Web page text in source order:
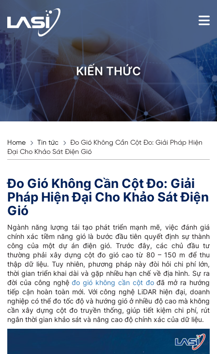
KIẾN THỨC
Home Tin tức
Đo Gió Không Cần Cột Đo: Giải Pháp Hiện
Đại Cho Khảo Sát Điện Gió
Đo Gió Không Cần Cột Đo: Giải
Pháp Hiện Đại Cho Khảo Sát Điện
Gió
Ngành năng lượng tái tạo phát triển mạnh mẽ, việc đánh giá
chính xác tiềm năng gió là bước đầu tiên quyết định sự thành
công của một dự án điện gió. Trước đây, các chủ đầu tư
thường phải xây dựng cột đo gió cao từ 80 – 150 m để thu
thập dữ liệu. Tuy nhiên, phương pháp này đòi hỏi chi phí lớn,
thời gian triển khai dài và gặp nhiều hạn chế về địa hình. Sự ra
đời của công nghệđo gió không cần cột đođã mở ra hướng
tiếp cận hoàn toàn mới. Với công nghệ LiDAR hiện đại, doanh
nghiệp có thể đo tốc độ và hướng gió ở nhiều độ cao mà không
cần xây dựng cột đo truyền thống, giúp tiết kiệm chi phí, rút
ngắn thời gian khảo sát và nâng cao độ chính xác của dữ liệu.